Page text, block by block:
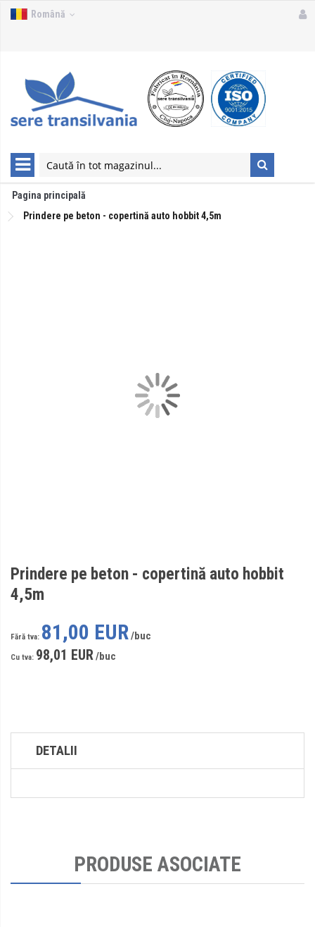
Română
Pagina principală
Prindere pe beton - copertină auto hobbit 4,5m
Prindere pe beton - copertină auto hobbit
4,5m
98,01 EUR
81,00 EUR
DETALII
PRODUSE ASOCIATE